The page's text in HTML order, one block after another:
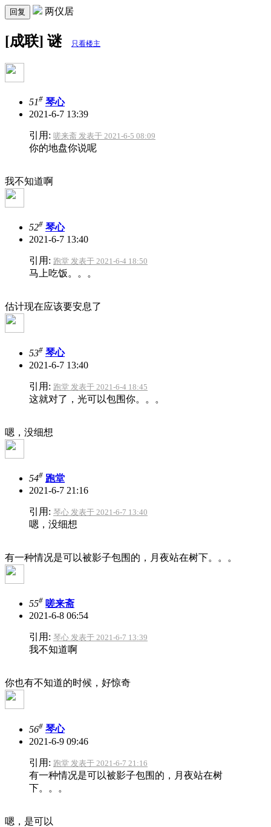
回复 两仪居
[成联] 谜 只看楼主
51# 琴心
2021-6-7 13:39
引用: 嗟来斋 发表于 2021-6-5 08:09
你的地盘你说呢
我不知道啊
52# 琴心
2021-6-7 13:40
引用: 跑堂 发表于 2021-6-4 18:50
马上吃饭。。。
估计现在应该要安息了
53# 琴心
2021-6-7 13:40
引用: 跑堂 发表于 2021-6-4 18:45
这就对了，光可以包围你。。。
嗯，没细想
54# 跑堂
2021-6-7 21:16
引用: 琴心 发表于 2021-6-7 13:40
嗯，没细想
有一种情况是可以被影子包围的，月夜站在树下。。。
55# 嗟来斋
2021-6-8 06:54
引用: 琴心 发表于 2021-6-7 13:39
我不知道啊
你也有不知道的时候，好惊奇
56# 琴心
2021-6-9 09:46
引用: 跑堂 发表于 2021-6-7 21:16
有一种情况是可以被影子包围的，月夜站在树
下。。。
嗯，是可以